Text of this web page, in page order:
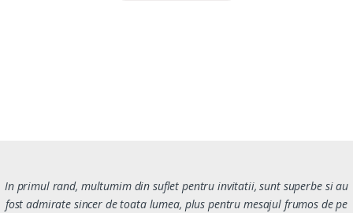
In primul rand, multumim din suflet pentru invitatii, sunt superbe si au
fost admirate sincer de toata lumea, plus pentru mesajul frumos de pe